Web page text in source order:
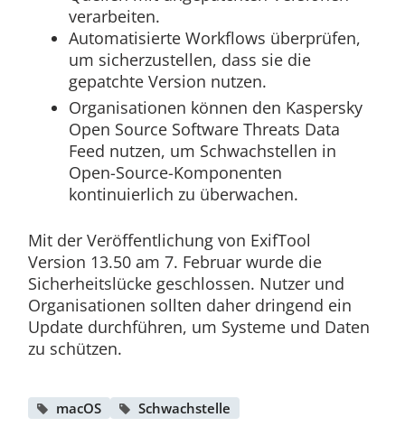
verarbeiten.
Automatisierte Workflows überprüfen,
um sicherzustellen, dass sie die
gepatchte Version nutzen.
Organisationen können den Kaspersky
Open Source Software Threats Data
Feed nutzen, um Schwachstellen in
Open-Source-Komponenten
kontinuierlich zu überwachen.
Mit der Veröffentlichung von ExifTool
Version 13.50 am 7. Februar wurde die
Sicherheitslücke geschlossen. Nutzer und
Organisationen sollten daher dringend ein
Update durchführen, um Systeme und Daten
zu schützen.
macOS Schwachstelle